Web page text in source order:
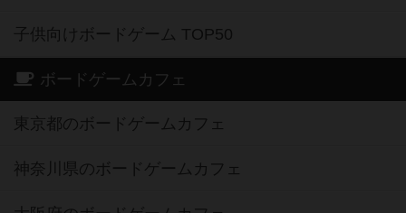
子供向けボードゲーム TOP50
ボードゲームカフェ
東京都のボードゲームカフェ
神奈川県のボードゲームカフェ